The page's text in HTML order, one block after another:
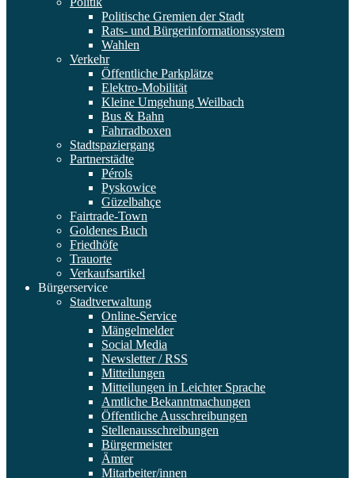
Politische Gremien der Stadt
Rats- und Bürgerinformationssystem
Wahlen
Verkehr
Öffentliche Parkplätze
Elektro-Mobilität
Kleine Umgehung Weilbach
Bus & Bahn
Fahrradboxen
Stadtspaziergang
Partnerstädte
Pérols
Pyskowice
Güzelbahçe
Fairtrade-Town
Goldenes Buch
Friedhöfe
Trauorte
Verkaufsartikel
Bürgerservice
Stadtverwaltung
Online-Service
Mängelmelder
Social Media
Newsletter / RSS
Mitteilungen
Mitteilungen in Leichter Sprache
Amtliche Bekanntmachungen
Öffentliche Ausschreibungen
Stellenausschreibungen
Bürgermeister
Ämter
Mitarbeiter/innen